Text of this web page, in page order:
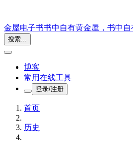
金屋电子书书中自有黄金屋，书中自
搜索...
博客
常用在线工具
登录/注册
首页
历史